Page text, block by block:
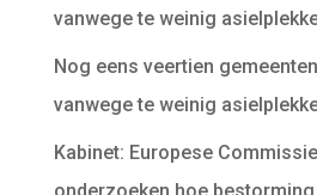
vanwege te weinig
Nog eens veertien
vanwege te weinig
Kabinet: Europese
onderzoeken hoe bestorming